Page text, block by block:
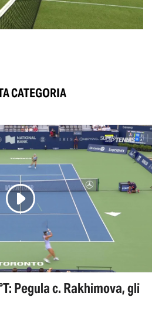
CATEGORIA
Pegula c. Rakhimova, gli